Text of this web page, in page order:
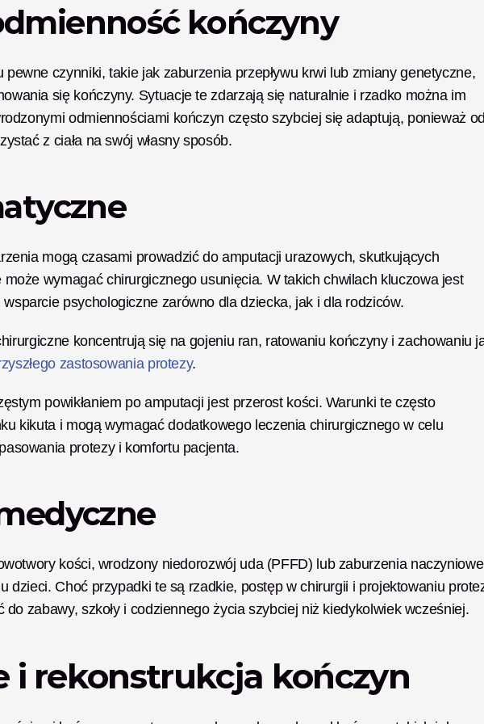
kończyny
czynniki, takie jak zaburzenia przepływu krwi lub zmiany genetyczne,
się kończyny. Sytuacje te zdarzają się naturalnie i rzadko można im
odmiennościami kończyn często szybciej się adaptują, ponieważ
z ciała na swój własny sposób.
mogą czasami prowadzić do amputacji urazowych, skutkujących
wymagać chirurgicznego usunięcia. W takich chwilach kluczowa jest
psychologiczne zarówno dla dziecka, jak i dla rodziców.
koncentrują się na gojeniu ran, ratowaniu kończyny i zachowaniu
zastosowania protezy.
powikłaniem po amputacji jest przerost kości. Warunki te często
kikuta i mogą wymagać dodatkowego leczenia chirurgicznego w celu
protezy i komfortu pacjenta.
kości, wrodzony niedorozwój uda (PFFD) lub zaburzenia
dzieci. Choć przypadki te są rzadkie, postęp w chirurgii i projektowaniu
zabawy, szkoły i codziennego życia szybciej niż kiedykolwiek wcześniej.
i rekonstrukcja kończyn